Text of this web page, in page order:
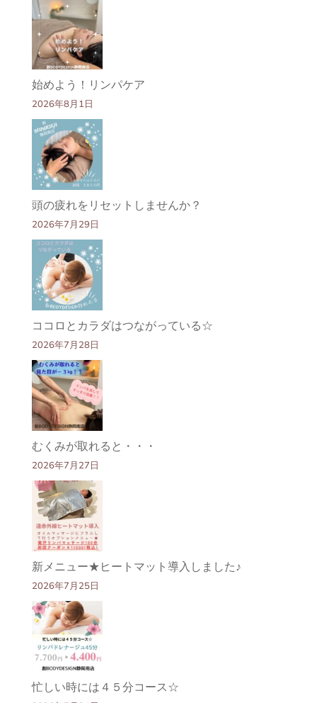
始めよう！リンパケア
2026年8月1日
頭の疲れをリセットしませんか？
2026年7月29日
ココロとカラダはつながっている☆
2026年7月28日
むくみが取れると・・・
2026年7月27日
新メニュー★ヒートマット導入しました♪
2026年7月25日
忙しい時には４５分コース☆